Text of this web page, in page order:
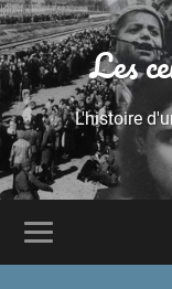
Les
L'histoire